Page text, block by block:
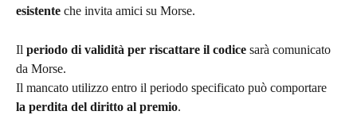
esistente che invita amici su Morse.
Il periodo di validità per riscattare il codice sarà comunicato
da Morse.
Il mancato utilizzo entro il periodo specificato può comportare
la perdita del diritto al premio.